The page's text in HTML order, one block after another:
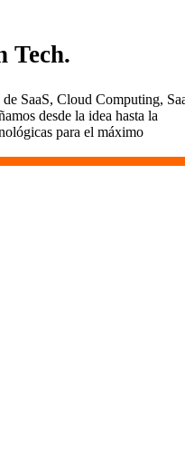
Tech.
SaaS, Cloud Computing,
desde la idea hasta la
para el máximo